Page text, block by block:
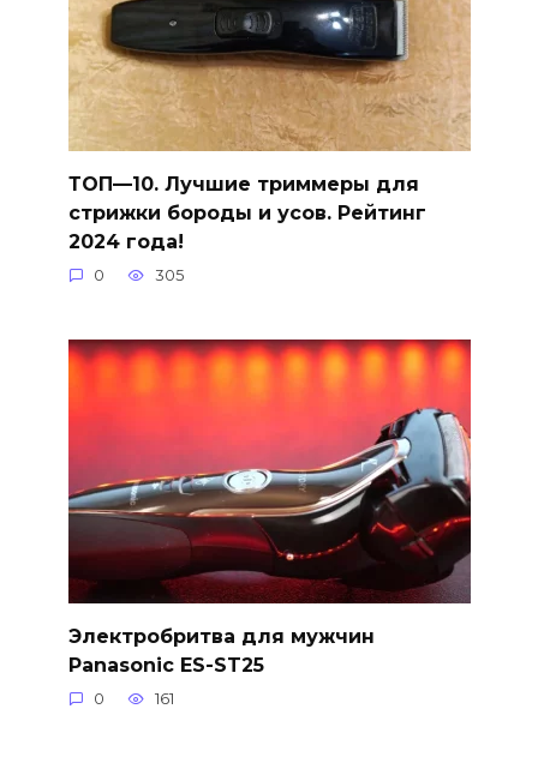
ТОП—10. Лучшие триммеры для
стрижки бороды и усов. Рейтинг
2024 года!
0 305
Электробритва для мужчин
Panasonic ES-ST25
0 161